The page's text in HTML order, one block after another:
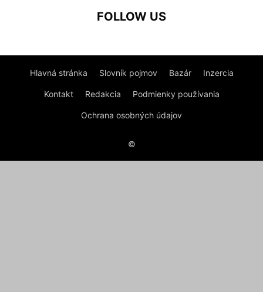
FOLLOW US
Hlavná stránka Slovník pojmov Bazár Inzercia
Kontakt Redakcia Podmienky používania
Ochrana osobných údajov
©